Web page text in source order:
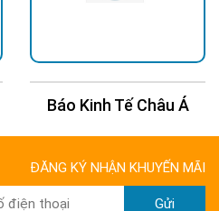
Báo Kinh Tế Châu Á
ĐĂNG KÝ NHẬN KHUYẾN MÃI
Gửi